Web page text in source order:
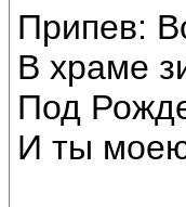
Припев:
В храме
Под
И ты